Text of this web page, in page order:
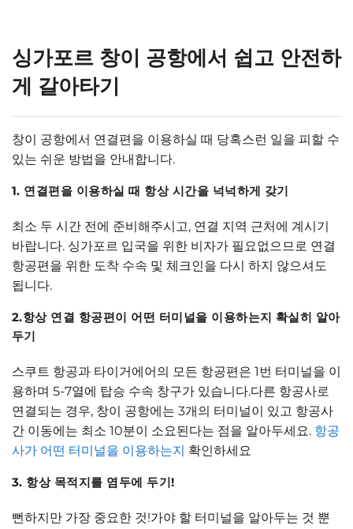
싱가포르 창이 공항에서 쉽고 안전하
게 갈아타기
창이 공항에서 연결편을 이용하실 때 당혹스런 일을 피할 수
있는 쉬운 방법을 안내합니다.
1. 연결편을 이용하실 때 항상 시간을 넉넉하게 갖기
최소 두 시간 전에 준비해주시고, 연결 지역 근처에 계시기
바랍니다. 싱가포르 입국을 위한 비자가 필요없으므로 연결
항공편을 위한 도착 수속 및 체크인을 다시 하지 않으셔도
됩니다.
2.항상 연결 항공편이 어떤 터미널을 이용하는지 확실히 알아
두기
스쿠트 항공과 타이거에어의 모든 항공편은 1번 터미널을 이
용하며 5-7열에 탑승 수속 창구가 있습니다.다른 항공사로
연결되는 경우, 창이 공항에는 3개의 터미널이 있고 항공사
간 이동에는 최소 10분이 소요된다는 점을 알아두세요. 항공
사가 어떤 터미널을 이용하는지 확인하세요
3. 항상 목적지를 염두에 두기!
뻔하지만 가장 중요한 것!가야 할 터미널을 알아두는 것 뿐